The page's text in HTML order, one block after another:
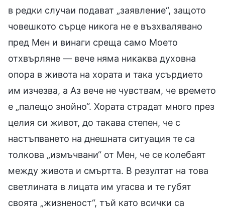
в редки случаи подават „заявление“, защото
човешкото сърце никога не е възхвалявано
пред Мен и винаги среща само Моето
отхвърляне — вече няма никаква духовна
опора в живота на хората и така усърдието
им изчезва, а Аз вече не чувствам, че времето
е „палещо знойно“. Хората страдат много през
целия си живот, до такава степен, че с
настъпването на днешната ситуация те са
толкова „измъчвани“ от Мен, че се колебаят
между живота и смъртта. В резултат на това
светлината в лицата им угасва и те губят
своята „жизненост“, тъй като всички са